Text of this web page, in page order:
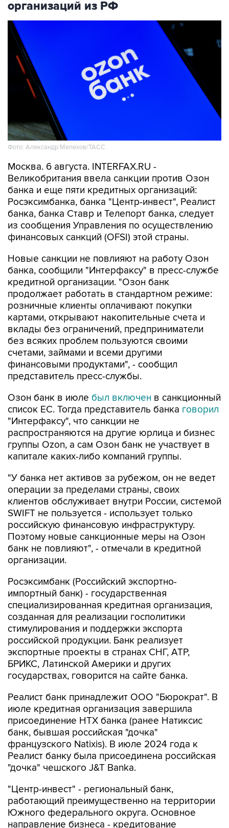
организаций из РФ
Фото: Александр Мелехов/ТАСС
Москва. 6 августа. INTERFAX.RU -
Великобритания ввела санкции против Озон
банка и еще пяти кредитных организаций:
Росэксимбанка, банка "Центр-инвест", Реалист
банка, банка Ставр и Телепорт банка, следует
из сообщения Управления по осуществлению
финансовых санкций (OFSI) этой страны.
Новые санкции не повлияют на работу Озон
банка, сообщили "Интерфаксу" в пресс-службе
кредитной организации. "Озон банк
продолжает работать в стандартном режиме:
розничные клиенты оплачивают покупки
картами, открывают накопительные счета и
вклады без ограничений, предприниматели
без всяких проблем пользуются своими
счетами, займами и всеми другими
финансовыми продуктами", - сообщил
представитель пресс-службы.
Озон банк в июле был включен в санкционный
список ЕС. Тогда представитель банка говорил
"Интерфаксу", что санкции не
распространяются на другие юрлица и бизнес
группы Ozon, а сам Озон банк не участвует в
капитале каких-либо компаний группы.
"У банка нет активов за рубежом, он не ведет
операции за пределами страны, своих
клиентов обслуживает внутри России, системой
SWIFT не пользуется - использует только
российскую финансовую инфраструктуру.
Поэтому новые санкционные меры на Озон
банк не повлияют", - отмечали в кредитной
организации.
Росэксимбанк (Российский экспортно-
импортный банк) - государственная
специализированная кредитная организация,
созданная для реализации госполитики
стимулирования и поддержки экспорта
российской продукции. Банк реализует
экспортные проекты в странах СНГ, АТР,
БРИКС, Латинской Америки и других
государствах, говорится на сайте банка.
Реалист банк принадлежит ООО "Бюрократ". В
июле кредитная организация завершила
присоединение НТХ банка (ранее Натиксис
банк, бывшая российская "дочка"
французского Natixis). В июле 2024 года к
Реалист банку была присоединена российская
"дочка" чешского J&T Banka.
"Центр-инвест" - региональный банк,
работающий преимущественно на территории
Южного федерального округа. Основное
направление бизнеса - кредитование